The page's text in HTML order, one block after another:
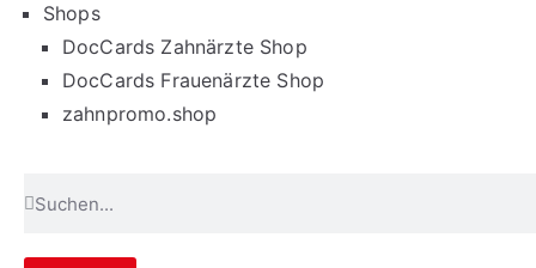
Shops
DocCards Zahnärzte Shop
DocCards Frauenärzte Shop
zahnpromo.shop